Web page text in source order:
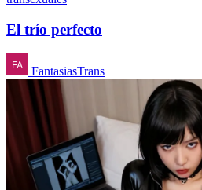
El trío perfecto
FantasiasTrans